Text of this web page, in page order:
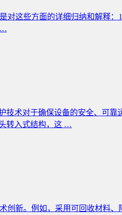
对这些方面的详细归纳和解释
…
技术对于确保设备的安全、可靠
转入式结构，这 …
创新。例如，采用可回收材料、